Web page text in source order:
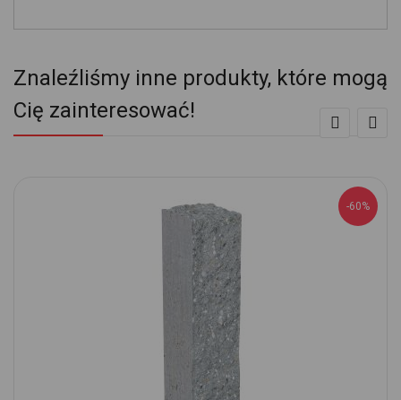
Znaleźliśmy inne produkty, które mogą
Cię zainteresować!
-60%